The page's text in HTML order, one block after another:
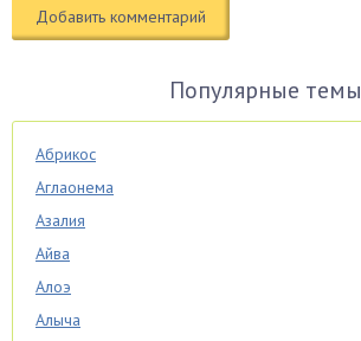
Популярные темы
Абрикос
Аглаонема
Азалия
Айва
Алоэ
Алыча